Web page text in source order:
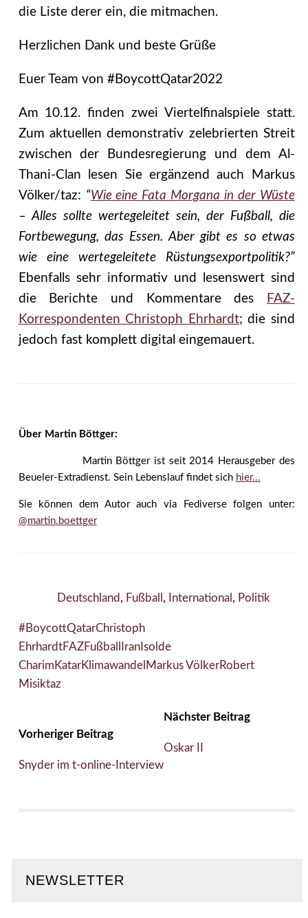
die Liste derer ein, die mitmachen.
Herzlichen Dank und beste Grüße
Euer Team von #BoycottQatar2022
Am 10.12. finden zwei Viertelfinalspiele statt.
Zum aktuellen demonstrativ zelebrierten Streit
zwischen der Bundesregierung und dem Al-
Thani-Clan lesen Sie ergänzend auch Markus
Völker/taz: “Wie eine Fata Morgana in der Wüste
– Alles sollte wertegeleitet sein, der Fußball, die
Fortbewegung, das Essen. Aber gibt es so etwas
wie eine wertegeleitete Rüstungsexportpolitik?”
Ebenfalls sehr informativ und lesenswert sind
die Berichte und Kommentare des
FAZ-
Korrespondenten Christoph Ehrhardt; die sind
jedoch fast komplett digital eingemauert.
Über Martin Böttger:
Martin Böttger ist seit 2014 Herausgeber des
Beueler-Extradienst. Sein Lebenslauf findet sich hier...
Sie können dem Autor auch via Fediverse folgen unter:
@martin.boettger
Deutschland , Fußball , International , Politik
#BoycottQatarChristoph
EhrhardtFAZFußball IranIsolde
Charim KatarKlimawandel Markus VölkerRobert
Misiktaz
Vorheriger Beitrag
Snyder im t-online-Interview
Nächster Beitrag
Oskar II
NEWSLETTER